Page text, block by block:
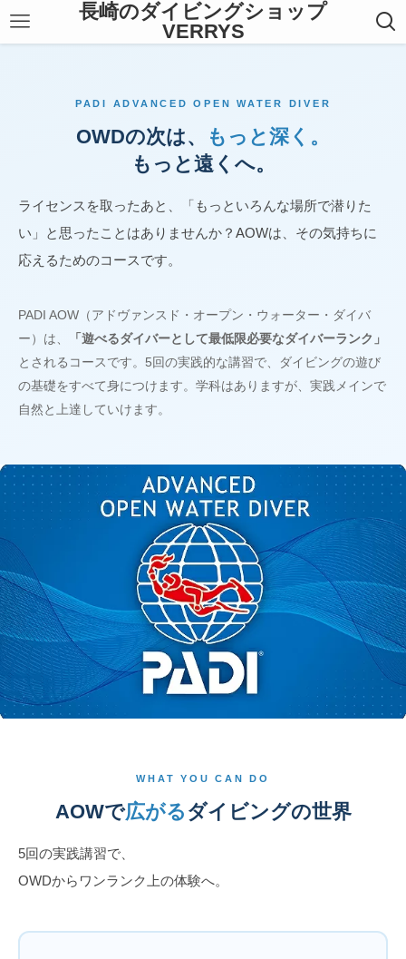
長崎のダイビングショップ
VERRYS
PADI ADVANCED OPEN WATER DIVER
OWDの次は、
もっと深く。
もっと遠くへ。
ライセンスを取ったあと、「もっといろんな場所で潜りた
い」と思ったことはありませんか？AOWは、その気持ちに
応えるためのコースです。
PADI AOW（アドヴァンスド・オープン・ウォーター・ダイバ
ー）は、
「遊べるダイバーとして最低限必要なダイバーランク」
とされるコースです。5回の実践的な講習で、ダイビングの遊び
の基礎をすべて身につけます。学科はありますが、実践メインで
自然と上達していけます。
WHAT YOU CAN DO
AOWで広がる ダイビングの世界
5回の実践講習で、
OWDからワンランク上の体験へ。